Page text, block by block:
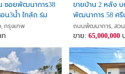
ซอยพัฒนาการ38
น3น้ำ ใกล้ถ.ร่ม
.เฉลิมพระเกียรติ์
กรุงเทพ
ขายบ้าน 2 หลัง บ
พัฒนาการ 58 ศรี
Fully furnished
ถนนพัฒนาการ, สวน
ขาย:65,000,000